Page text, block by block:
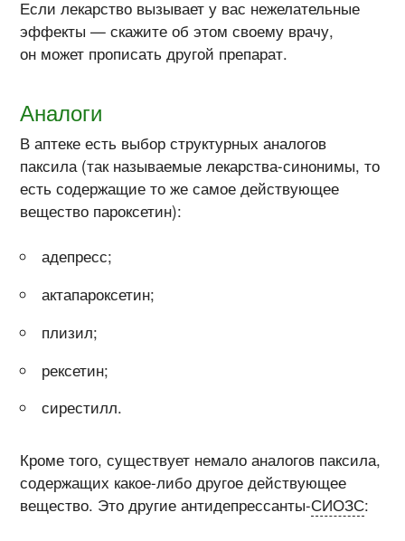
Если лекарство вызывает у вас нежелательные
эффекты — скажите об этом своему врачу,
он может прописать другой препарат.
Аналоги
В аптеке есть выбор структурных аналогов
паксила (так называемые лекарства-синонимы, то
есть содержащие то же самое действующее
вещество пароксетин):
адепресс;
актапароксетин;
плизил;
рексетин;
сирестилл.
Кроме того, существует немало аналогов паксила,
содержащих какое-либо другое действующее
вещество. Это другие антидепрессанты-СИОЗС: